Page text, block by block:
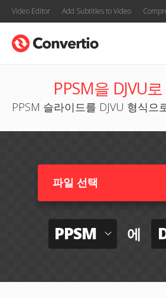
Video Editor Add Subtitles to Video
PPSM을 DJVU
PPSM 슬라이드를 DJVU 형식으
파일 선택
PPSM 에